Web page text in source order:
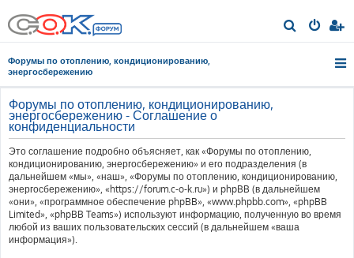
о
Форумы по отоплению, кондиционированию,
энергосбережению
Форумы по отоплению, кондиционированию,
энергосбережению - Соглашение о
конфиденциальности
Это соглашение подробно объясняет, как «Форумы по отоплению,
кондиционированию, энергосбережению» и его подразделения (в
дальнейшем «мы», «наш», «Форумы по отоплению, кондиционированию,
энергосбережению», «https://forum.c-o-k.ru») и phpBB (в дальнейшем
«они», «программное обеспечение phpBB», «www.phpbb.com», «phpBB
Limited», «phpBB Teams») используют информацию, полученную во время
любой из ваших пользовательских сессий (в дальнейшем «ваша
информация»).